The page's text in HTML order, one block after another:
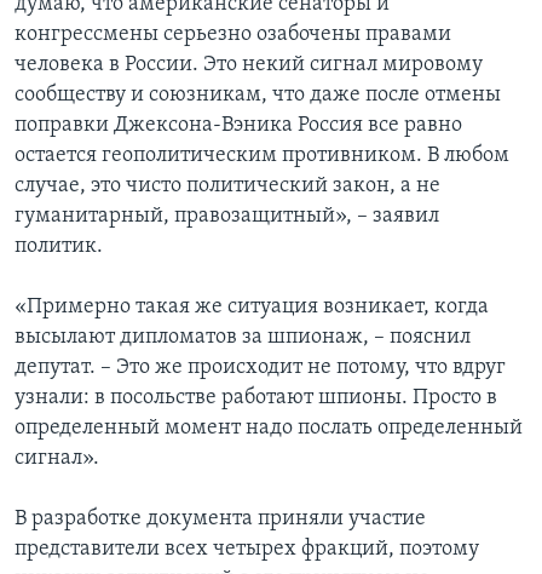
думаю, что американские сенаторы и
конгрессмены серьезно озабочены правами
человека в России. Это некий сигнал мировому
сообществу и союзникам, что даже после отмены
поправки Джексона-Вэника Россия все равно
остается геополитическим противником. В любом
случае, это чисто политический закон, а не
гуманитарный, правозащитный», – заявил
политик.
«Примерно такая же ситуация возникает, когда
высылают дипломатов за шпионаж, – пояснил
депутат. – Это же происходит не потому, что вдруг
узнали: в посольстве работают шпионы. Просто в
определенный момент надо послать определенный
сигнал».
В разработке документа приняли участие
представители всех четырех фракций, поэтому